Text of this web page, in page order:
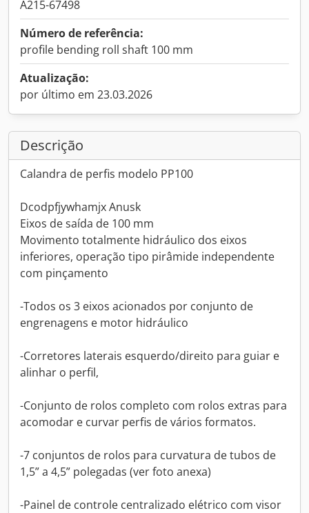
A215-67498
Número de referência:
profile bending roll shaft 100 mm
Atualização:
por último em 23.03.2026
Descrição
Calandra de perfis modelo PP100
Dcodpfjywhamjx Anusk
Eixos de saída de 100 mm
Movimento totalmente hidráulico dos eixos
inferiores, operação tipo pirâmide independente
com pinçamento
-Todos os 3 eixos acionados por conjunto de
engrenagens e motor hidráulico
-Corretores laterais esquerdo/direito para guiar e
alinhar o perfil,
-Conjunto de rolos completo com rolos extras para
acomodar e curvar perfis de vários formatos.
-7 conjuntos de rolos para curvatura de tubos de
1,5” a 4,5” polegadas (ver foto anexa)
-Painel de controle centralizado elétrico com visor